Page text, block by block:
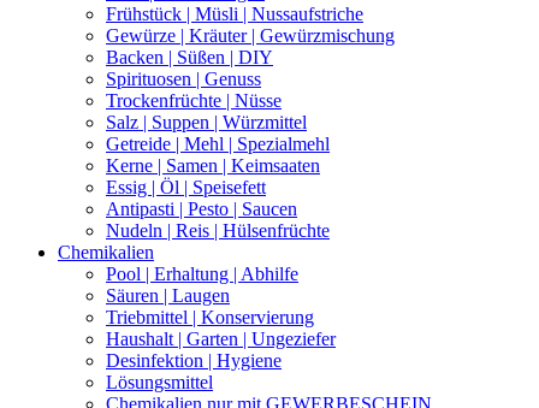
Frühstück | Müsli | Nussaufstriche
Gewürze | Kräuter | Gewürzmischung
Backen | Süßen | DIY
Spirituosen | Genuss
Trockenfrüchte | Nüsse
Salz | Suppen | Würzmittel
Getreide | Mehl | Spezialmehl
Kerne | Samen | Keimsaaten
Essig | Öl | Speisefett
Antipasti | Pesto | Saucen
Nudeln | Reis | Hülsenfrüchte
Chemikalien
Pool | Erhaltung | Abhilfe
Säuren | Laugen
Triebmittel | Konservierung
Haushalt | Garten | Ungeziefer
Desinfektion | Hygiene
Lösungsmittel
Chemikalien nur mit GEWERBESCHEIN